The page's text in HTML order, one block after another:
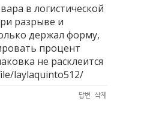
в логистической
разрыве и
держал форму,
процент
не расклеится
laylaquinto512/
답변 삭제